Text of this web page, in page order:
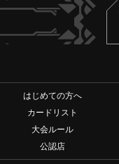
はじめての方へ
カードリスト
大会ルール
公認店